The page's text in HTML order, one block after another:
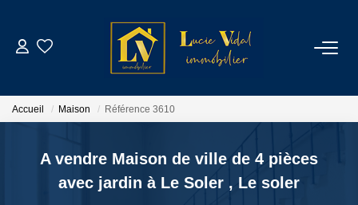
GESTION LOCATIVE
Accueil Maison Référence 3610
A vendre Maison de ville de 4 pièces
avec jardin à Le Soler , Le soler